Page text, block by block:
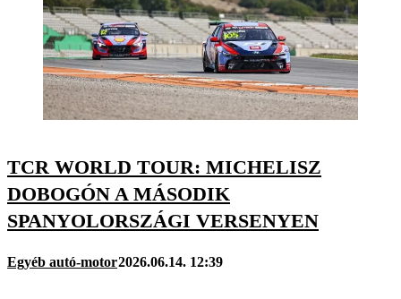
TCR WORLD TOUR: MICHELISZ
DOBOGÓN A MÁSODIK
SPANYOLORSZÁGI VERSENYEN
Egyéb autó-motor2026.06.14. 12:39